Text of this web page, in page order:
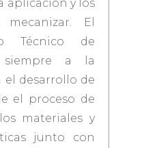
aplicación y los
El
Técnico de
siempre a la
el desarrollo de
el proceso de
materiales y
junto con